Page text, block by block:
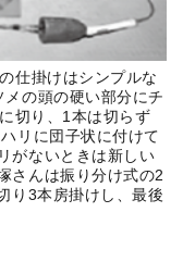
仕掛けはシンプルな
の頭の硬い部分にチ
切り、1本は切らず
リに団子状に付けて
がないときは新しい
さんは振り分け式の2
り3本房掛けし、最後